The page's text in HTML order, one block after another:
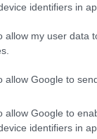
identifiers in
allow my user data
allow Google to
allow Google to
identifiers in
στελέχη όπως
τον
πρώτη